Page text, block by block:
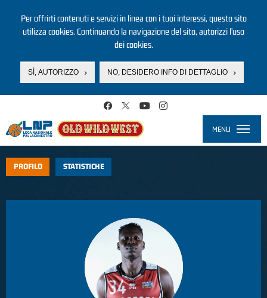
Per offrirti contenuti e servizi in linea con i tuoi interessi, questo sito
utilizza cookies. Continuando la navigazione del sito, autorizzi l’uso
dei cookies.
SÌ, AUTORIZZO NO, DESIDERO INFO DI DETTAGLIO
MENU
PROFILO STATISTICHE